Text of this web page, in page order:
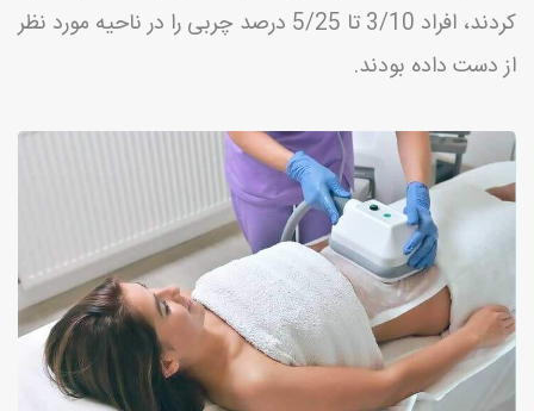
کردند، افراد 3/10 تا 5/25 درصد چربی را در ناحیه مورد نظر
از دست داده بودند.